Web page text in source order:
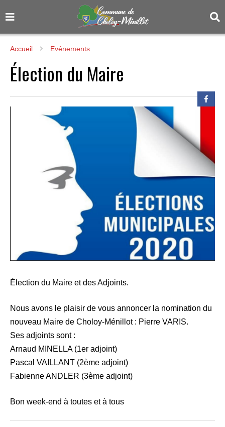
Accueil Evénements
Élection du Maire
Élection du Maire et des Adjoints.
Nous avons le plaisir de vous annoncer la nomination du
nouveau Maire de Choloy-Ménillot : Pierre VARIS.
Ses adjoints sont :
Arnaud MINELLA (1er adjoint)
Pascal VAILLANT (2ème adjoint)
Fabienne ANDLER (3ème adjoint)
Bon week-end à toutes et à tous